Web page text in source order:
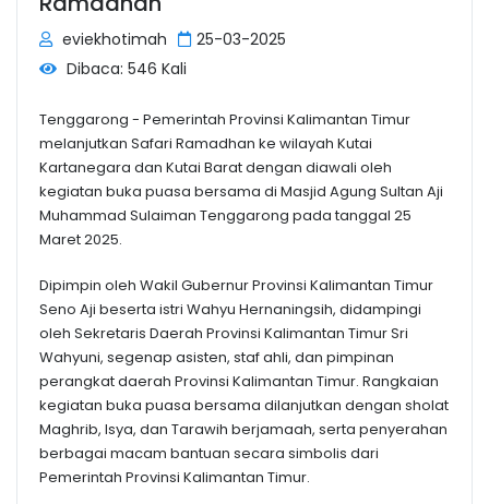
eviekhotimah
25-03-2025
Dibaca: 546 Kali
Tenggarong - Pemerintah Provinsi Kalimantan Timur
melanjutkan Safari Ramadhan ke wilayah Kutai
Kartanegara dan Kutai Barat dengan diawali oleh
kegiatan buka puasa bersama di Masjid Agung Sultan Aji
Muhammad Sulaiman Tenggarong pada tanggal 25
Maret 2025.
Dipimpin oleh Wakil Gubernur Provinsi Kalimantan Timur
Seno Aji beserta istri Wahyu Hernaningsih, didampingi
oleh Sekretaris Daerah Provinsi Kalimantan Timur Sri
Wahyuni, segenap asisten, staf ahli, dan pimpinan
perangkat daerah Provinsi Kalimantan Timur. Rangkaian
kegiatan buka puasa bersama dilanjutkan dengan sholat
Maghrib, Isya, dan Tarawih berjamaah, serta penyerahan
berbagai macam bantuan secara simbolis dari
Pemerintah Provinsi Kalimantan Timur.